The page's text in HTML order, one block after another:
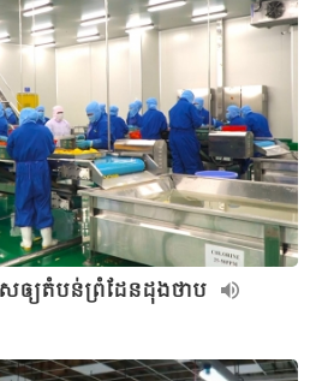
ឲ្យតំបន់ព្រំដែនដុងថាប